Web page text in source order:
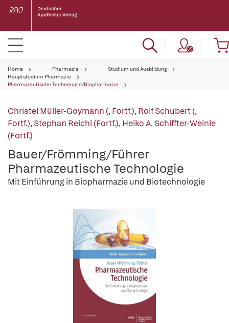
Home Pharmazie
Studium und Ausbildung
Hauptstudium Pharmazie
Pharmazeutische Technologie/Biopharmazie
Christel Müller-Goymann (, Fortf.),Rolf Schubert (,
Fortf.),Stephan Reichl (Fortf.),Heiko A. Schiffter-Weinle
(Fortf.)
Bauer/Frömming/Führer
Pharmazeutische Technologie
Mit Einführung in Biopharmazie und Biotechnologie